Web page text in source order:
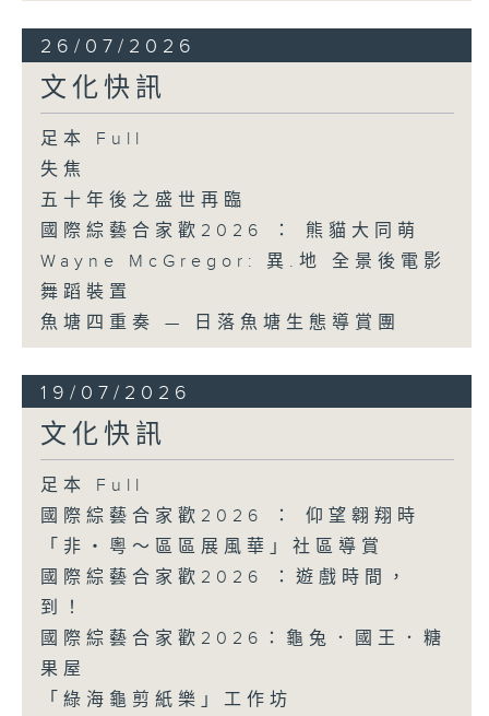
26/07/2026
文化快訊
足本 Full
失焦
五十年後之盛世再臨
國際綜藝合家歡2026 ： 熊貓大同萌
Wayne McGregor: 異.地 全景後電影
舞蹈裝置
魚塘四重奏 — 日落魚塘生態導賞團
19/07/2026
文化快訊
足本 Full
國際綜藝合家歡2026 ： 仰望翱翔時
「非・粵～區區展風華」社區導賞
國際綜藝合家歡2026 ：遊戲時間，
到！
國際綜藝合家歡2026：龜兔．國王．糖
果屋
「綠海龜剪紙樂」工作坊